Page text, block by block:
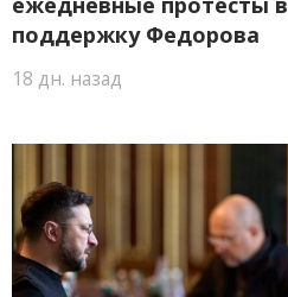
поддержку Федорова
18 дн. назад